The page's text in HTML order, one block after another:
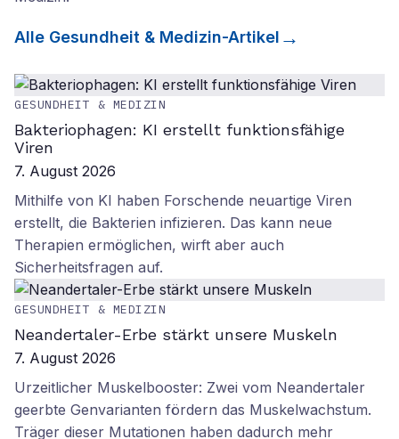
Alle Gesundheit & Medizin-Artikel
GESUNDHEIT & MEDIZIN
Bakteriophagen: KI erstellt funktionsfähige
Viren
7. August 2026
Mithilfe von KI haben Forschende neuartige Viren
erstellt, die Bakterien infizieren. Das kann neue
Therapien ermöglichen, wirft aber auch
Sicherheitsfragen auf.
GESUNDHEIT & MEDIZIN
Neandertaler-Erbe stärkt unsere Muskeln
7. August 2026
Urzeitlicher Muskelbooster: Zwei vom Neandertaler
geerbte Genvarianten fördern das Muskelwachstum.
Träger dieser Mutationen haben dadurch mehr